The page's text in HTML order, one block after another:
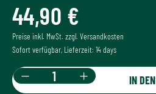
Regulärer Preis:
44,90 €
Preise inkl. MwSt. zzgl. Versandkosten
Sofort verfügbar, Lieferzeit: 14 days
Produkt Anzahl: Gib
IN